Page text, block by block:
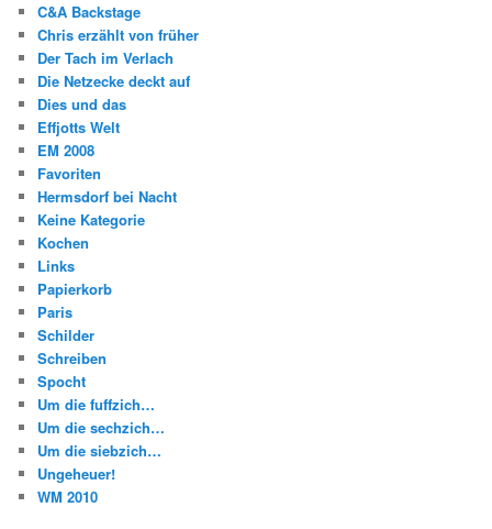
C&A Backstage
Chris erzählt von früher
Der Tach im Verlach
Die Netzecke deckt auf
Dies und das
Effjotts Welt
EM 2008
Favoriten
Hermsdorf bei Nacht
Keine Kategorie
Kochen
Links
Papierkorb
Paris
Schilder
Schreiben
Spocht
Um die fuffzich…
Um die sechzich…
Um die siebzich…
Ungeheuer!
WM 2010